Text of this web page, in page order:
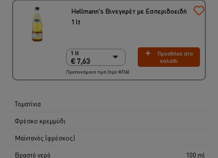
Hellmann's Βινεγκρέτ με Εσπεριδοειδή
1 lt
1 lt
€ 7,63
1 lt
€ 7,63
6 x 1 lt
Προσθήκη στο
καλάθι
Προτεινόμενη τιμή (προ ΦΠΑ)
Τοματίνια
Φρέσκο κρεμμύδι
Μαϊντανός (φρέσκος)
Βραστό νερό
100 ml